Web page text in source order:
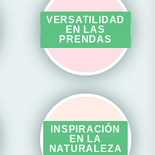
VERSATILIDAD
EN LAS
PRENDAS
INSPIRACIÓN
EN LA
NATURALEZA